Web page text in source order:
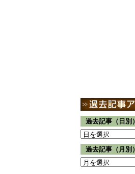
過去記事（日別）
過去記事（月別）